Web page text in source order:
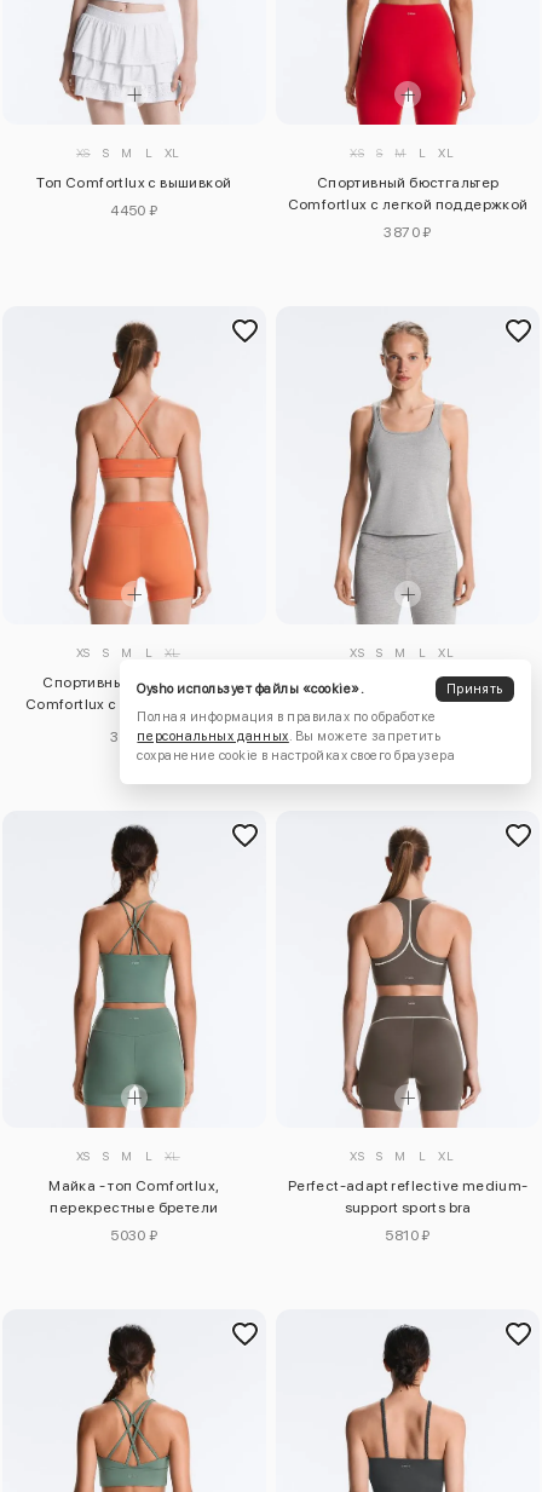
XS S M L XL
Топ Comfortlux с вышивкой
4450 ₽
XS S M L XL
Спортивный бюстгальтер
Comfortlux с легкой поддержкой
3870 ₽
XS S M L XL
Спортивный бюстгальтер
Comfortlux с низкой степенью
поддержки
3870 ₽
XS S M L XL
Топ Evermove с квадратным
вырезом
5030 ₽
XS S M L XL
Майка - топ Comfortlux,
перекрестные бретели
5030 ₽
XS S M L XL
Perfect-adapt reflective medium-
support sports bra
5810 ₽
Oysho использует файлы «cookie».
Принять
Полная информация в правилах по обработке
персональных данных. Вы можете запретить
сохранение cookie в настройках своего браузера